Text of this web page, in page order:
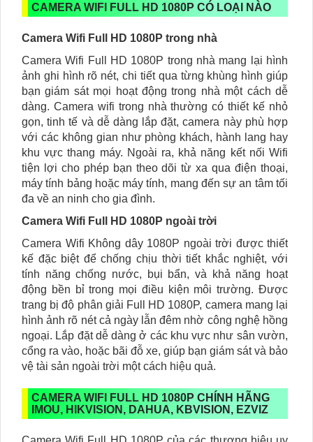
CAMERA WIFI FULL HD 1080P CÓ LOẠI NÀO
Camera Wifi Full HD 1080P trong nhà
Camera Wifi Full HD 1080P trong nhà mang lại hình
ảnh ghi hình rõ nét, chi tiết qua từng khùng hình giúp
bạn giám sát mọi hoạt động trong nhà một cách dễ
dàng. Camera wifi trong nhà thường có thiết kế nhỏ
gọn, tinh tế và dễ dàng lắp đặt, camera này phù hợp
với các không gian như phòng khách, hành lang hay
khu vực thang máy. Ngoài ra, khả năng kết nối Wifi
tiện lợi cho phép bạn theo dõi từ xa qua điện thoại,
máy tính bảng hoặc máy tính, mang đến sự an tâm tối
đa về an ninh cho gia đình.
Camera Wifi Full HD 1080P ngoài trời
Camera Wifi Không dây 1080P ngoài trời được thiết
kế đặc biệt để chống chịu thời tiết khắc nghiệt, với
tính năng chống nước, bụi bẩn, và khả năng hoạt
động bền bỉ trong mọi điều kiện môi trường. Được
trang bị độ phân giải Full HD 1080P, camera mang lại
hình ảnh rõ nét cả ngày lẫn đêm nhờ công nghệ hồng
ngoại. Lắp đặt dễ dàng ở các khu vực như sân vườn,
cổng ra vào, hoặc bãi đỗ xe, giúp bạn giám sát và bảo
vệ tài sản ngoài trời một cách hiệu quả.
CAMERA WIFI FULL HD 1080P CHÍNH HÃNG
IMOU, HIKVISION, DAHUA, KBVISION, EZVIZ